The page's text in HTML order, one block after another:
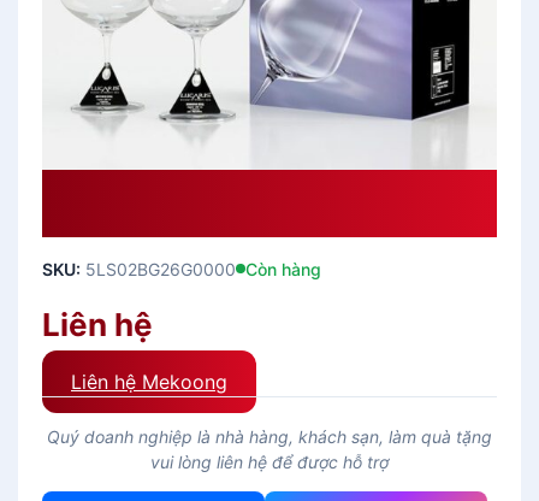
SKU: 5LS02BG26G0000 Còn hàng
Liên hệ
Liên hệ Mekoong
Quý doanh nghiệp là nhà hàng, khách sạn, làm quà tặng
vui lòng liên hệ để được hỗ trợ